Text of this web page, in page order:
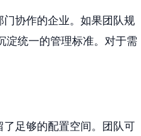
协作的企业。如果团队规
淀统一的管理标准。对于需
足够的配置空间。团队可